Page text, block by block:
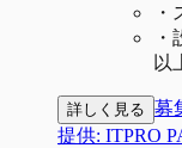
・
・
以
詳しく見る 募
提供: ITPRO